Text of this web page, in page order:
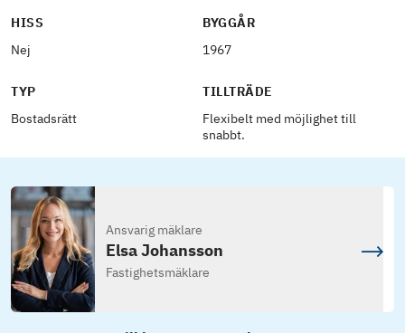
HISS
Nej
BYGGÅR
1967
TYP
Bostadsrätt
TILLTRÄDE
Flexibelt med möjlighet till
snabbt.
Ansvarig mäklare
Elsa Johansson
Fastighetsmäklare